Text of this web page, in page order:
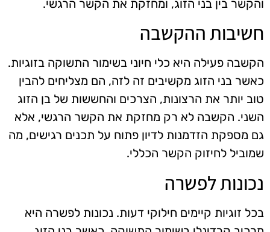
והקשר בין בני הזוג, ומחזקת את הקשר הרגשי.
חשיבות ההקשבה
הקשבה פעילה היא כלי חיוני בשימור התשוקה בזוגיות.
כאשר בני הזוג מקשיבים זה לזה, הם מצליחים להבין
טוב יותר את הרצונות, הצרכים והחששות של בן הזוג
השני. הקשבה לא רק מחזקת את הקשר הרגשי, אלא
גם מספקת הזדמנות לדיון פתוח על תכנים רגישים, מה
שמוביל לחיזוק הקשר הכללי.
נכונות לפשרה
בכל זוגיות קיימים חילוקי דעות. נכונות לפשרה היא